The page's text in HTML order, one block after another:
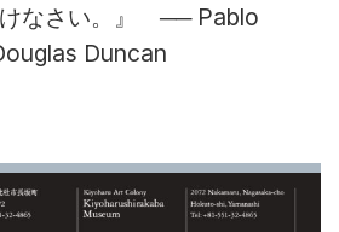
けなさい。』 ── Pablo
Duncan